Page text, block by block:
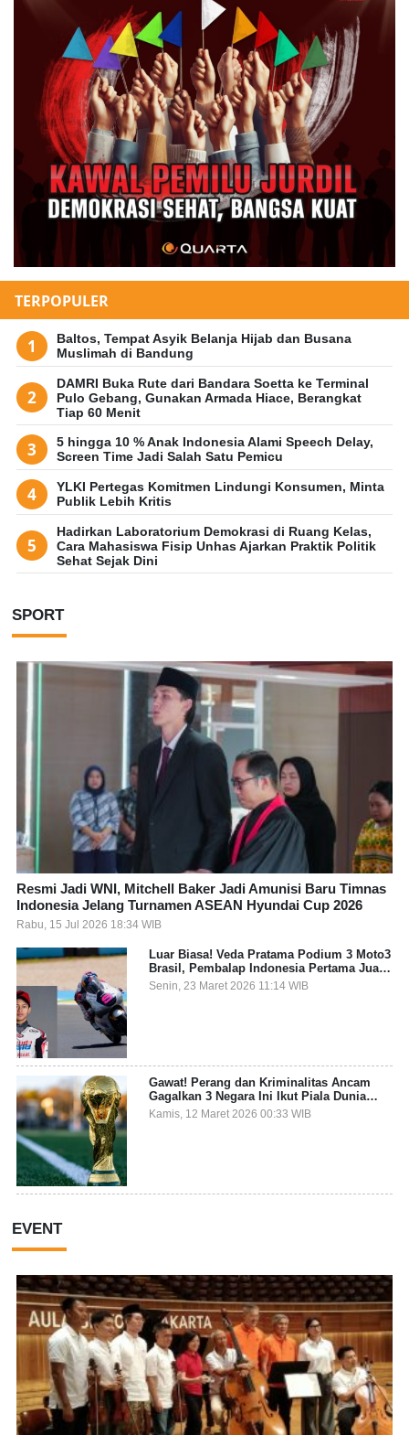
TERPOPULER
Baltos, Tempat Asyik Belanja Hijab dan Busana
Muslimah di Bandung
DAMRI Buka Rute dari Bandara Soetta ke Terminal
Pulo Gebang, Gunakan Armada Hiace, Berangkat
Tiap 60 Menit
5 hingga 10 % Anak Indonesia Alami Speech Delay,
Screen Time Jadi Salah Satu Pemicu
YLKI Pertegas Komitmen Lindungi Konsumen, Minta
Publik Lebih Kritis
Hadirkan Laboratorium Demokrasi di Ruang Kelas,
Cara Mahasiswa Fisip Unhas Ajarkan Praktik Politik
Sehat Sejak Dini
SPORT
Resmi Jadi WNI, Mitchell Baker Jadi Amunisi Baru Timnas
Indonesia Jelang Turnamen ASEAN Hyundai Cup 2026
Rabu, 15 Jul 2026 18:34 WIB
Luar Biasa! Veda Pratama Podium 3 Moto3
Brasil, Pembalap Indonesia Pertama Juara
Grand Prix
Senin, 23 Maret 2026 11:14 WIB
Gawat! Perang dan Kriminalitas Ancam
Gagalkan 3 Negara Ini Ikut Piala Dunia
2026
Kamis, 12 Maret 2026 00:33 WIB
EVENT